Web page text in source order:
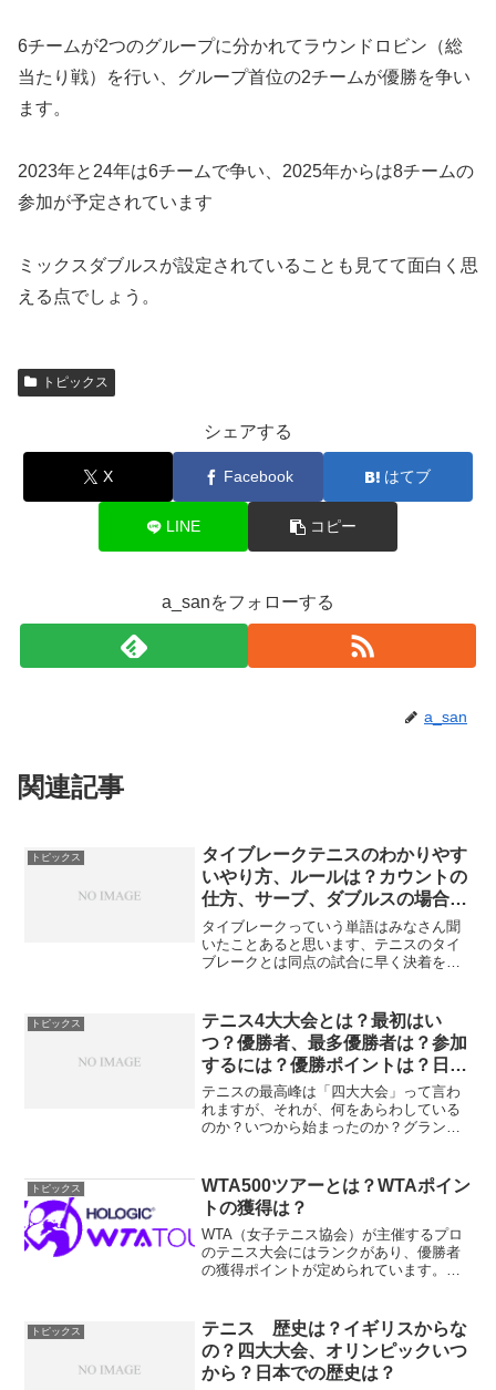
6チームが2つのグループに分かれてラウンドロビン（総
当たり戦）を行い、グループ首位の2チームが優勝を争い
ます。
2023年と24年は6チームで争い、2025年からは8チームの
参加が予定されています
ミックスダブルスが設定されていることも見てて面白く思
える点でしょう。
トピックス
シェアする
X Facebook はてブ
LINE コピー
a_sanをフォローする
a_san
関連記事
トピックス
タイブレークテニスのわかりやす
いやり方、ルールは？カウントの
仕方、サーブ、ダブルスの場合
は？
タイブレークっていう単語はみなさん聞
いたことあると思います、テニスのタイ
ブレークとは同点の試合に早く決着をつ
なときにどうやってタイブレークを行う
のかを解説していきましょ...
トピックス
テニス4大大会とは？最初はい
つ？優勝者、最多優勝者は？参加
するには？優勝ポイントは？日本
人の成績は？
テニスの最高峰は「四大大会」って言わ
れますが、それが、何をあらわしている
のか？いつから始まったのか？グランド
テニス4大大会とは何を指すのでしょう
か？プロのテニスの大会は...
トピックス
WTA500ツアーとは？WTAポイン
トの獲得は？
WTA（女子テニス協会）が主催するプロ
のテニス大会にはランクがあり、優勝者
の獲得ポイントが定められています。そ
ていきます。その中でも、WTA500と呼
ばれる大会につい...
トピックス
テニス 歴史は？イギリスからな
の？四大大会、オリンピックいつ
から？日本での歴史は？